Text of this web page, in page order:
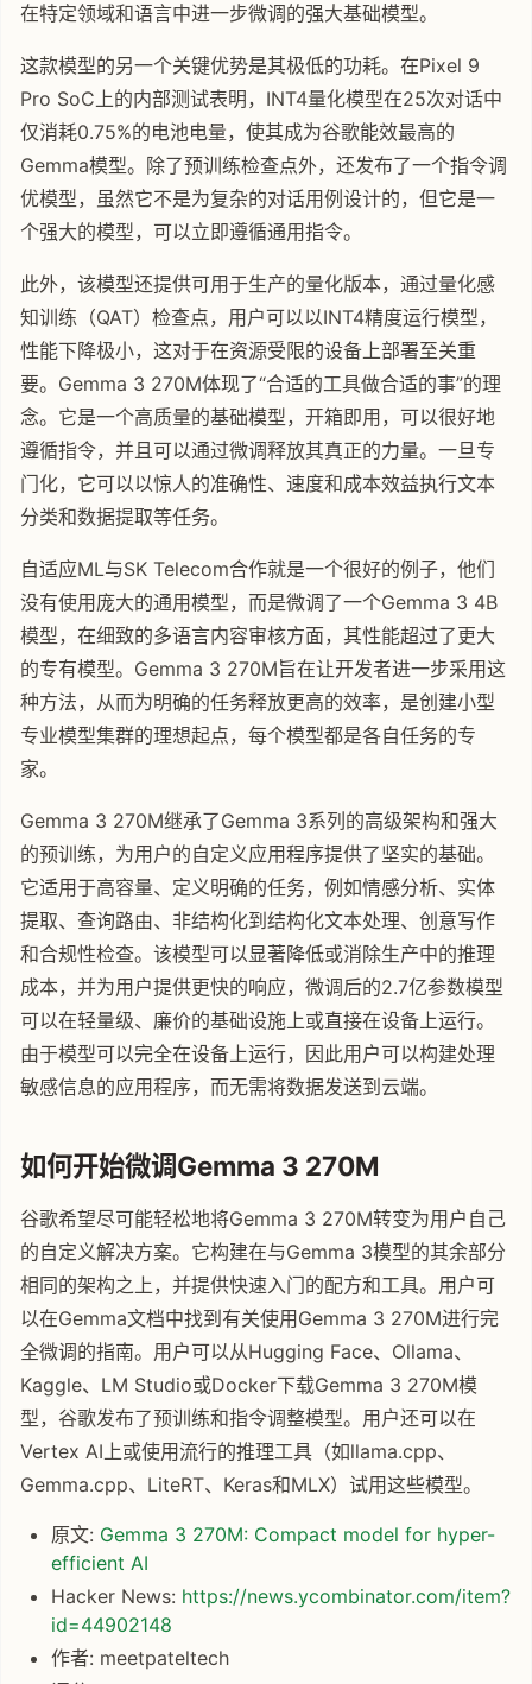
在特定领域和语言中进一步微调的强大基础模型。
这款模型的另一个关键优势是其极低的功耗。在Pixel 9
Pro SoC上的内部测试表明，INT4量化模型在25次对话中
仅消耗0.75%的电池电量，使其成为谷歌能效最高的
Gemma模型。除了预训练检查点外，还发布了一个指令调
优模型，虽然它不是为复杂的对话用例设计的，但它是一
个强大的模型，可以立即遵循通用指令。
此外，该模型还提供可用于生产的量化版本，通过量化感
知训练（QAT）检查点，用户可以以INT4精度运行模型，
性能下降极小，这对于在资源受限的设备上部署至关重
要。Gemma 3 270M体现了“合适的工具做合适的事”的理
念。它是一个高质量的基础模型，开箱即用，可以很好地
遵循指令，并且可以通过微调释放其真正的力量。一旦专
门化，它可以以惊人的准确性、速度和成本效益执行文本
分类和数据提取等任务。
自适应ML与SK Telecom合作就是一个很好的例子，他们
没有使用庞大的通用模型，而是微调了一个Gemma 3 4B
模型，在细致的多语言内容审核方面，其性能超过了更大
的专有模型。Gemma 3 270M旨在让开发者进一步采用这
种方法，从而为明确的任务释放更高的效率，是创建小型
专业模型集群的理想起点，每个模型都是各自任务的专
家。
Gemma 3 270M继承了Gemma 3系列的高级架构和强大
的预训练，为用户的自定义应用程序提供了坚实的基础。
它适用于高容量、定义明确的任务，例如情感分析、实体
提取、查询路由、非结构化到结构化文本处理、创意写作
和合规性检查。该模型可以显著降低或消除生产中的推理
成本，并为用户提供更快的响应，微调后的2.7亿参数模型
可以在轻量级、廉价的基础设施上或直接在设备上运行。
由于模型可以完全在设备上运行，因此用户可以构建处理
敏感信息的应用程序，而无需将数据发送到云端。
如何开始微调Gemma 3 270M
谷歌希望尽可能轻松地将Gemma 3 270M转变为用户自己
的自定义解决方案。它构建在与Gemma 3模型的其余部分
相同的架构之上，并提供快速入门的配方和工具。用户可
以在Gemma文档中找到有关使用Gemma 3 270M进行完
全微调的指南。用户可以从Hugging Face、Ollama、
Kaggle、LM Studio或Docker下载Gemma 3 270M模
型，谷歌发布了预训练和指令调整模型。用户还可以在
Vertex AI上或使用流行的推理工具（如llama.cpp、
Gemma.cpp、LiteRT、Keras和MLX）试用这些模型。
原文: Gemma 3 270M: Compact model for hyper-
efficient AI
Hacker News: https://news.ycombinator.com/item?
id=44902148
作者: meetpateltech